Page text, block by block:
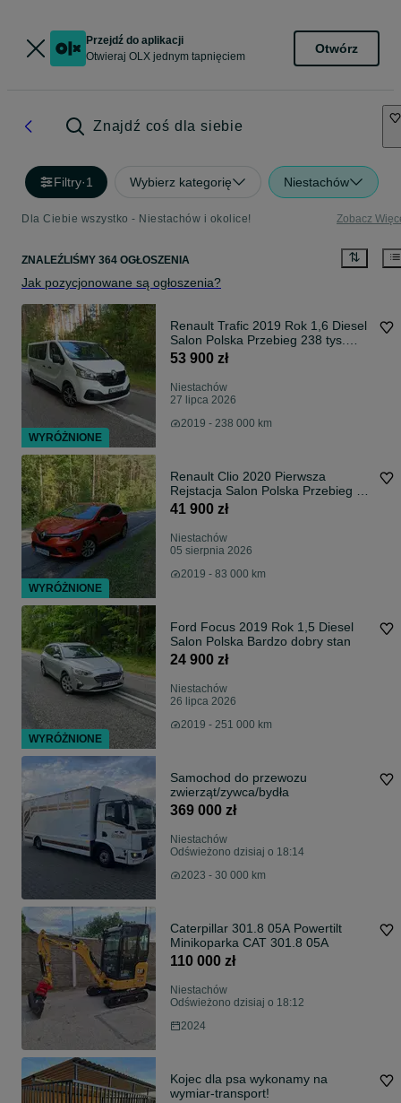
Przejdź do aplikacji
Otwieraj OLX jednym tapnięciem
Otwórz
Znajdź coś dla siebie
Filtry·1 Wybierz kategorię Niestachów
Dla Ciebie wszystko - Niestachów i okolice! Zobacz
ZNALEŹLIŚMY 364 OGŁOSZENIA
Jak pozycjonowane są ogłoszenia?
Renault Trafic 2019 Rok 1,6 Diesel
Salon Polska Przebieg 238 tys.
Bardzo dobry stan
53 900 zł
Niestachów
27 lipca 2026
2019 - 238 000 km
Renault Clio 2020 Pierwsza
Rejstacja Salon Polska Przebieg 83
tys. Idealny Stan
41 900 zł
Niestachów
05 sierpnia 2026
2019 - 83 000 km
Ford Focus 2019 Rok 1,5 Diesel
Salon Polska Bardzo dobry stan
24 900 zł
Niestachów
26 lipca 2026
2019 - 251 000 km
Samochod do przewozu
zwierząt/zywca/bydła
369 000 zł
Niestachów
Odświeżono dzisiaj o 18:14
2023 - 30 000 km
Caterpillar 301.8 05A Powertilt
Minikoparka CAT 301.8 05A
110 000 zł
Niestachów
Odświeżono dzisiaj o 18:12
2024
Kojec dla psa wykonamy na
wymiar-transport!
WYRÓŻNIONE
WYRÓŻNIONE
WYRÓŻNIONE